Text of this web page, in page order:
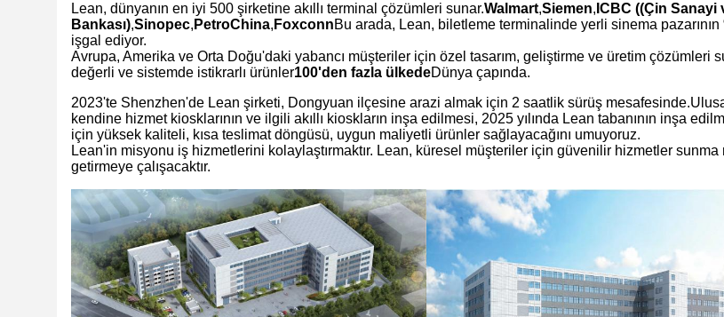
Lean, dünyanın en iyi 500 şirketine akıllı terminal çözümleri sunar.Walmart,Siemen, ICBC ((Çin Sanayi
Bankası),Sinopec, PetroChina, FoxconnBu arada, Lean, biletleme terminalinde yerli sinema pazarının
işgal ediyor.
Avrupa, Amerika ve Orta Doğu'daki yabancı müşteriler için özel tasarım, geliştirme ve üretim çözümleri
değerli ve sistemde istikrarlı ürünler100'den fazla ülkedeDünya çapında.
2023'te Shenzhen'de Lean şirketi, Dongyuan ilçesine arazi almak için 2 saatlik sürüş
kendine hizmet kiosklarının ve ilgili akıllı kioskların inşa edilmesi, 2025 yılında Lean tabanının inşa
için yüksek kaliteli, kısa teslimat döngüsü, uygun maliyetli ürünler sağlayacağını umuyoruz.
Lean'in misyonu iş hizmetlerini kolaylaştırmaktır. Lean, küresel müşteriler için güvenilir hizmetler
getirmeye çalışacaktır.